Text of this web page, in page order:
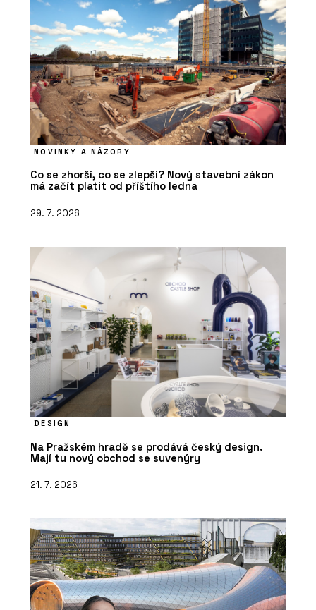
NOVINKY A NÁZORY
Co se zhorší, co se zlepší? Nový stavební zákon
má začít platit od příštího ledna
29. 7. 2026
DESIGN
Na Pražském hradě se prodává český design.
Mají tu nový obchod se suvenýry
21. 7. 2026